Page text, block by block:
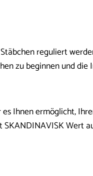
reguliert
zu beginnen und
Ihnen ermöglicht,
Wert